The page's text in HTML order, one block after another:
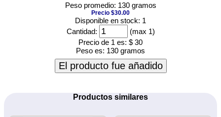
Peso promedio: 130 gramos
Precio $30.00
Disponible en stock: 1
Cantidad:
(max 1)
Precio de 1 es: $ 30
Peso es: 130 gramos
El producto fue añadido
Productos similares